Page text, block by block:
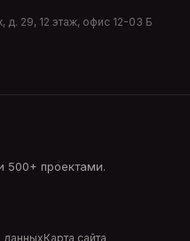
д. 29, 12 этаж, офис 12-03 Б
данныхКарта сайта
500+ проектами.